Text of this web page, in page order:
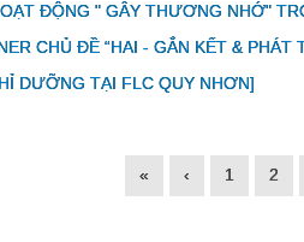
ĐỘNG " GÂY THƯƠNG NHỚ"
CHỦ ĐỀ “HAI - GẮN KẾT & PHÁT
DƯỠNG TẠI FLC QUY NHƠN]
« ‹ 1 2